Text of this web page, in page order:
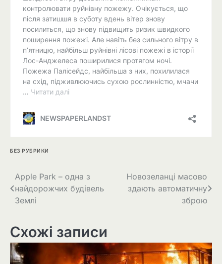
БЕЗ РУБРИКИ
Навігація
записів
Apple Park – одна з
найдорожчих будівель
Землі
Новозеланці масово
здають автоматичну
зброю
Схожі записи